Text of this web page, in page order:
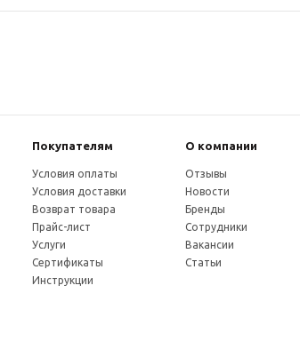
Покупателям
Условия оплаты
Условия доставки
Возврат товара
Прайс-лист
Услуги
Сертификаты
Инструкции
О компании
Отзывы
Новости
Бренды
Сотрудники
Вакансии
Статьи